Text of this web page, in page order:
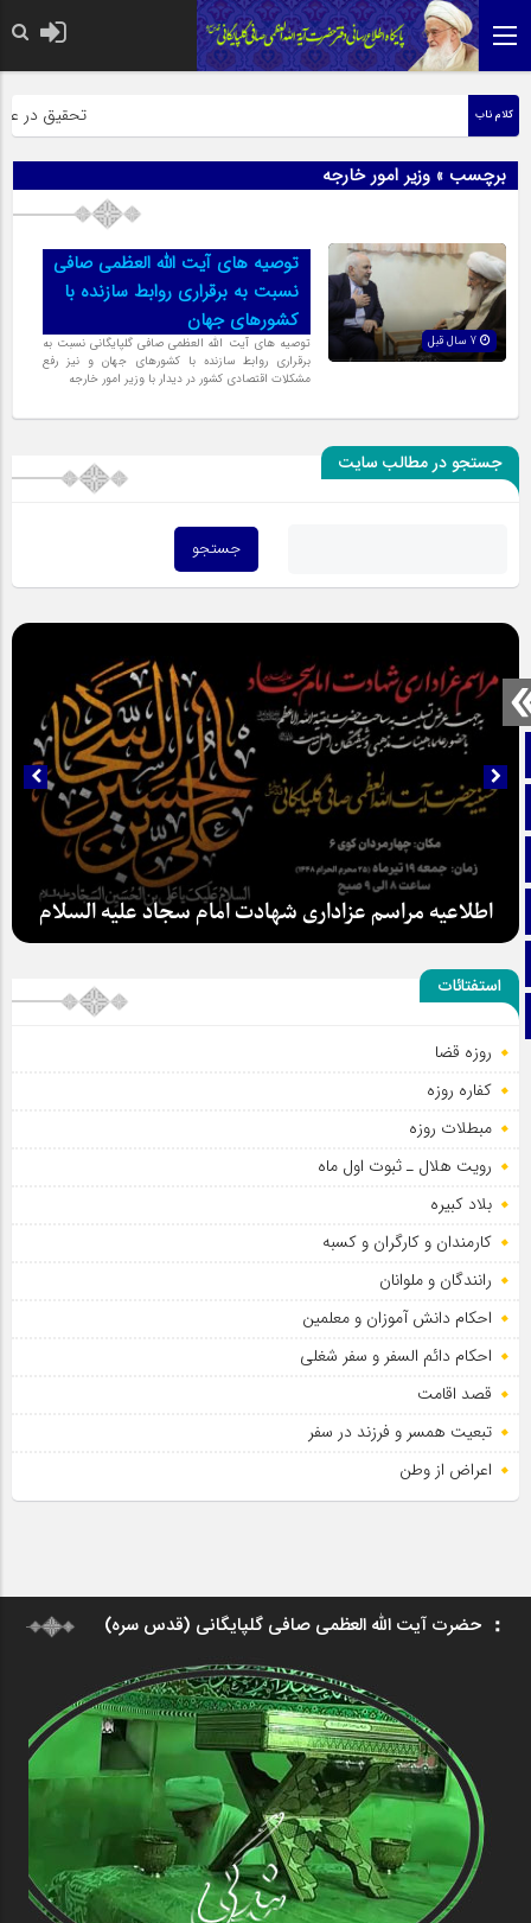
صفحه نخست
تماس با ما
آپارات
اینستاگرام
تلگرام
کلام ناب تحقیق در
برچسب » وزیر امور خارجه
توصیه های آیت الله العظمی صافی
نسبت به برقراری روابط سازنده با
کشورهای جهان
توصیه های آیت الله العظمی صافی گلپایگانی نسبت به
برقراری روابط سازنده با کشورهای جهان و نیز رفع
مشکلات اقتصادی کشور در دیدار با وزیر امور خارجه
جستجو در مطالب سایت
اطلاعیه مراسم عزاداری شهادت امام سجاد علیه السلام
استفتائات
روزه قضا
کفاره روزه
مبطلات روزه
رویت هلال ـ ثبوت اول ماه
بلاد کبیره
کارمندان و کارگران و کسبه
رانندگان و ملوانان
احکام دانش آموزان و معلمین
احکام دائم السفر و سفر شغلی
قصد اقامت
تبعیت همسر و فرزند در سفر
اعراض از وطن
حضرت آیت الله العظمی صافی گلپایگانی (قدس سره)